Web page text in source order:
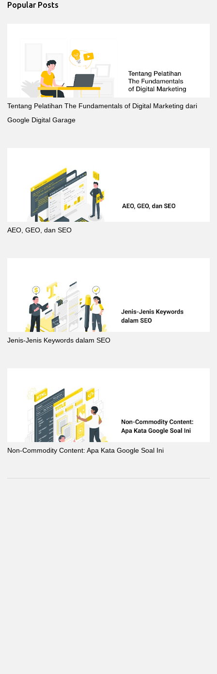
Popular Posts
Tentang Pelatihan The Fundamentals of Digital Marketing dari
Google Digital Garage
AEO, GEO, dan SEO
Jenis-Jenis Keywords dalam SEO
Non-Commodity Content: Apa Kata Google Soal Ini